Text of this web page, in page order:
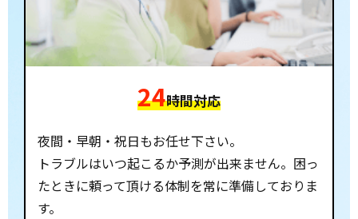
24時間対応
夜間・早朝・祝日もお任せ下さい。
トラブルはいつ起こるか予測が出来ません。困っ
たときに頼って頂ける体制を常に準備しておりま
す。